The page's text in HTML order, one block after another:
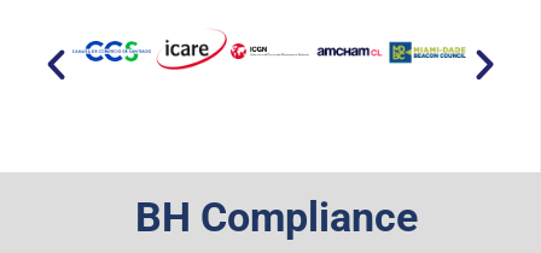
BH Compliance